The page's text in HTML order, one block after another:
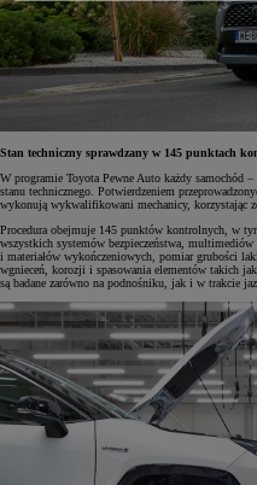
Stan techniczny sprawdzany w 145 punktach
W programie Toyota Pewne Auto każdy samochód –
stanu technicznego. Potwierdzeniem
wykonują wykwalifikowani mechanicy, korzystając
Procedura obejmuje 145 punktów kontrolnych, w
wszystkich systemów bezpieczeństwa,
i materiałów wykończeniowych, pomiar grubości
wgnieceń, korozji i spasowania elementów takich
są badane zarówno na podnośniku, jak i w trakcie